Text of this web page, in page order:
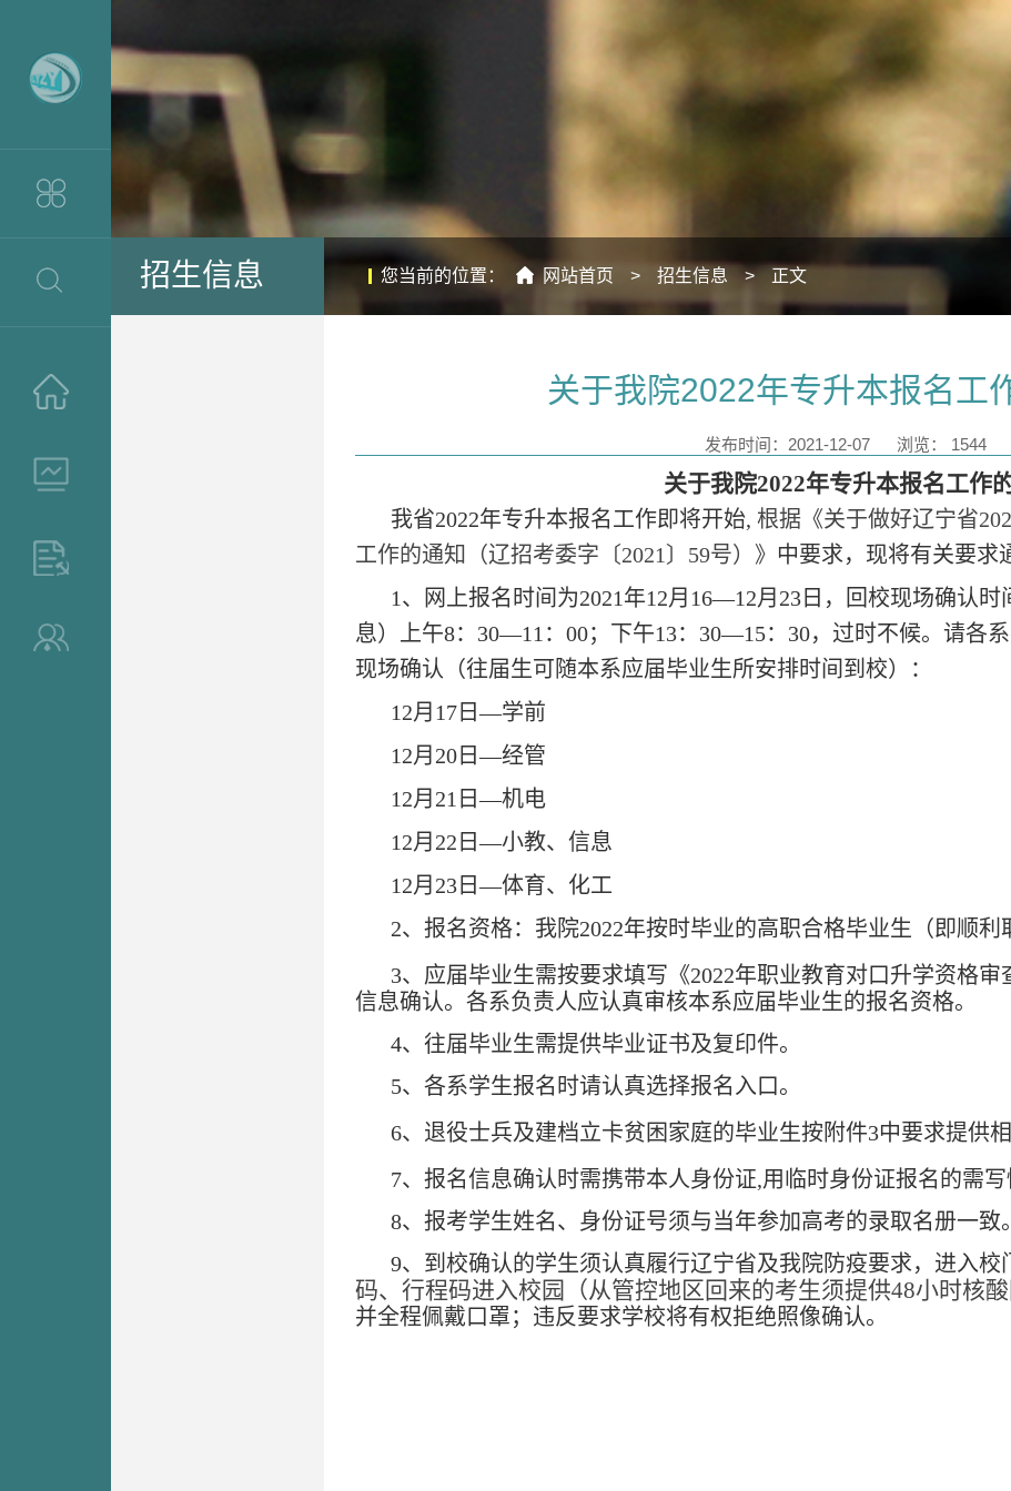
招生信息 您当前的位置： 网站首页 > 招生信息 > 正文
关于我院2022年专升本报名工
发布时间：2021-12-07 浏览： 1544
关于我院2022年专升本报名工作
我省2022年专升本报名工作即将开始, 根据《关于做好辽宁省202
工作的通知（辽招考委字〔2021 〕59号） 》 中要求，现将有关要求
1、网上报名时间为2021年12月 16—12月 23 日，回校现场确认时
息）上午8：30—11：00；下午13：30—15：30，过时不候。请各
现场确认 （往届生可随本系应届毕业生所安排时间到校）
：
12月 17 日—学前
12月 20 日—经管
12月 21 日—机电
12月 22 日—小教、信息
12月 23 日—体育、化工
2、报名资格：我院2022年按时毕业的高职合格毕业生（即顺利
3、应届毕业生需按要求填写《2022年职业教育对口升学资格审
信息确认。各系负责人应认真审核本系应届毕业生的报名资格。
4、往届毕业生需提供毕业证书及复印件。
5、各系学生报名时请认真选择报名入口。
6、 退役士兵及建档立卡贫困家庭的毕业生按附件3中要求提供
7、报名信息确认时需携带本人身份证,用临时身份证报名的需写
8、报考学生姓名、身份证号须与当年参加高考的录取名册一致。
9、 到校确认的学生须认真履行辽宁省及我院防疫要求，进入校门
码、 行程码进入校园 （从管控地区回来的考生须提供48小时核酸
并全程佩戴口罩；违反要求学校将有权拒绝照像确认。